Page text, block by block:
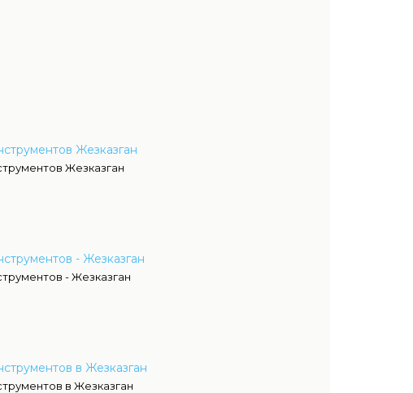
Жезказган
Жезказган
- Жезказган
- Жезказган
в Жезказган
в Жезказган